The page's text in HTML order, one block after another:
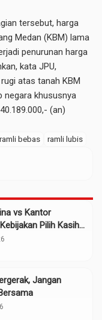
tersebut, harga
Medan (KBM) lama
penurunan harga
kata JPU,
atas tanah KBM
negara khususnya
(an)
ramli bebas ramli lubis
vs Kantor
Pilih Kasih
Jangan